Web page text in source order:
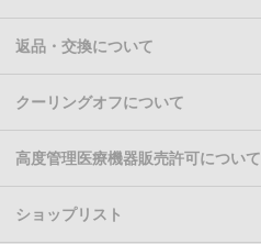
返品・交換について
クーリングオフについて
高度管理医療機器販売許可について
ショップリスト